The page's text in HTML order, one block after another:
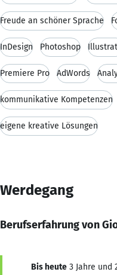
Freude an schöner Sprache
InDesign Photoshop
Premiere Pro AdWords
kommunikative Kompetenzen
eigene kreative Lösungen
Werdegang
Berufserfahrung von
Bis heute 3 Jahre und